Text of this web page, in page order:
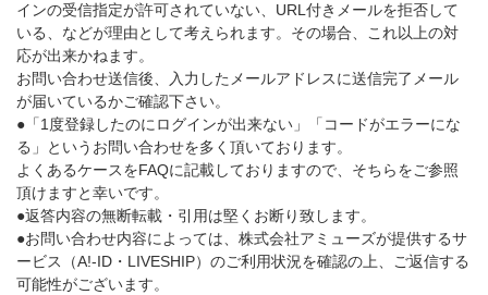
インの受信指定が許可されていない、URL付きメールを拒否して
いる、などが理由として考えられます。その場合、これ以上の対
応が出来かねます。
お問い合わせ送信後、入力したメールアドレスに送信完了メール
が届いているかご確認下さい。
●「1度登録したのにログインが出来ない」「コードがエラーにな
る」というお問い合わせを多く頂いております。
よくあるケースをFAQに記載しておりますので、そちらをご参照
頂けますと幸いです。
●返答内容の無断転載・引用は堅くお断り致します。
●お問い合わせ内容によっては、株式会社アミューズが提供するサ
ービス（A!-ID・LIVESHIP）のご利用状況を確認の上、ご返信する
可能性がございます。